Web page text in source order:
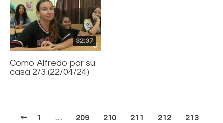
32:37
Como Alfredo por su
casa 2/3 (22/04/24)
1 … 209 210 211 212
213